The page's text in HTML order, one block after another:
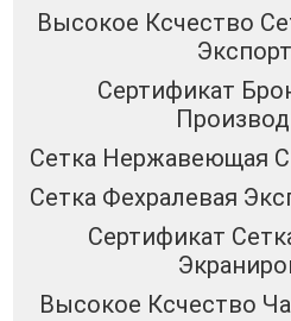
Высокое Ксчество
Сертификат
Сетка Нержавеющая
Сетка Фехралевая
Сертификат
Высокое Ксчество